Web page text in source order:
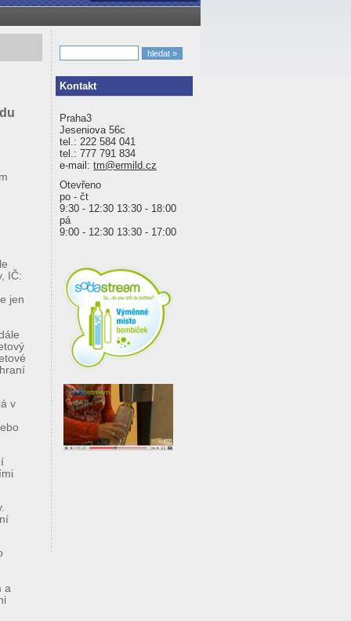
Kontakt
Praha3
Jeseniova 56c
tel.: 222 584 041
tel.: 777 791 834
e-mail: tm@ermild.cz
Otevřeno
po - čt
9:30 - 12:30 13:30 - 18:00
pá
9:00 - 12:30 13:30 - 17:00
IČ:
jen
v
a